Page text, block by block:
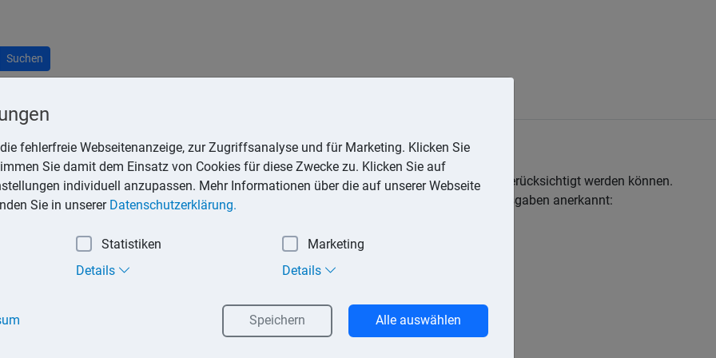
Suchen
zuzurechnen sind und nicht als Werbungskosten oder Betriebsausgaben berücksichtigt werden können.
zu einer Verringerung der Steuerlast. Folgende Aufwendungen werden als Sonderausgaben anerkannt:
lebenden Ehegatten,
beruhen,
zur gesetzlichen Rentenversicherung und an die Bundesanstalt für Arbeit,
fehlerfreie Webseitenanzeige, zur Zugriffsanalyse und für Marketing. Klicken Sie
Sie damit dem Einsatz von Cookies für diese Zwecke zu. Klicken Sie auf
individuell anzupassen. Mehr Informationen über die auf unserer Webseite
Sie in unserer Datenschutzerklärung.
Statistiken
Marketing
Details Details
Speichern Alle auswählen